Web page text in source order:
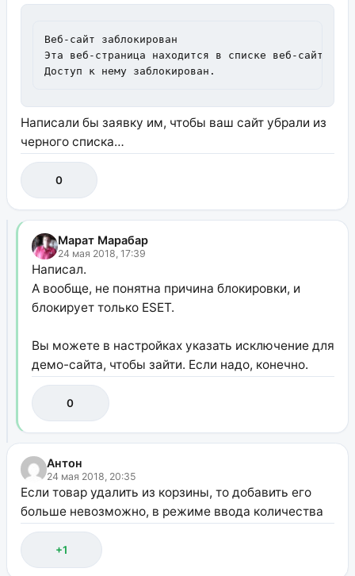
Веб-сайт заблокирован
Эта веб-страница находится в списке веб-сайтов с
Доступ к нему заблокирован.
Написали бы заявку им, чтобы ваш сайт убрали из
черного списка…
0
Марат Марабар
24 мая 2018, 17:39
Написал.
А вообще, не понятна причина блокировки, и
блокирует только ESET.
Вы можете в настройках указать исключение для
демо-сайта, чтобы зайти. Если надо, конечно.
0
Антон
24 мая 2018, 20:35
Если товар удалить из корзины, то добавить его
больше невозможно, в режиме ввода количества
+1